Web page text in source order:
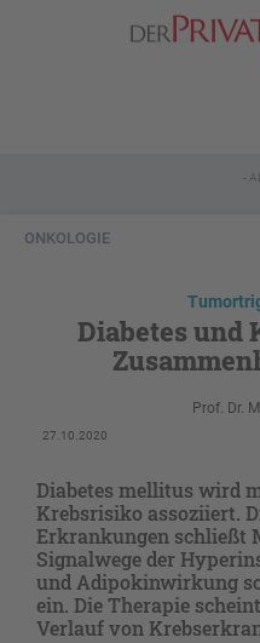
-
ONKOLOGIE
Diabetes und
Prof. Dr.
27.10.2020
Diabetes mellitus wird
Krebsrisiko assoziiert.
Erkrankungen schließt
Signalwege der
und Adipokinwirkung
ein. Die Therapie
Verlauf von